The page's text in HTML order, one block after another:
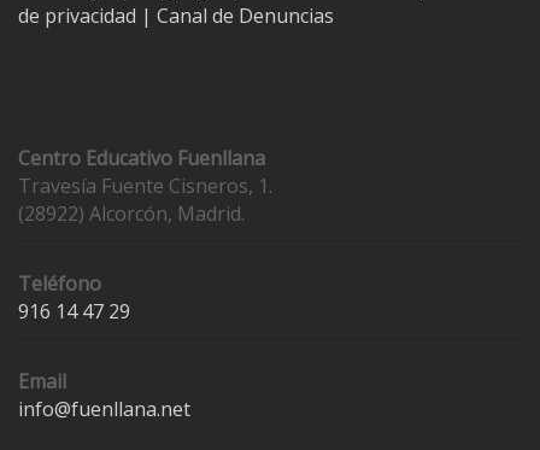
de privacidad | Canal de Denuncias
Centro Educativo Fuenllana
Travesía Fuente Cisneros, 1.
(28922) Alcorcón, Madrid.
Teléfono
916 14 47 29
Email
info@fuenllana.net